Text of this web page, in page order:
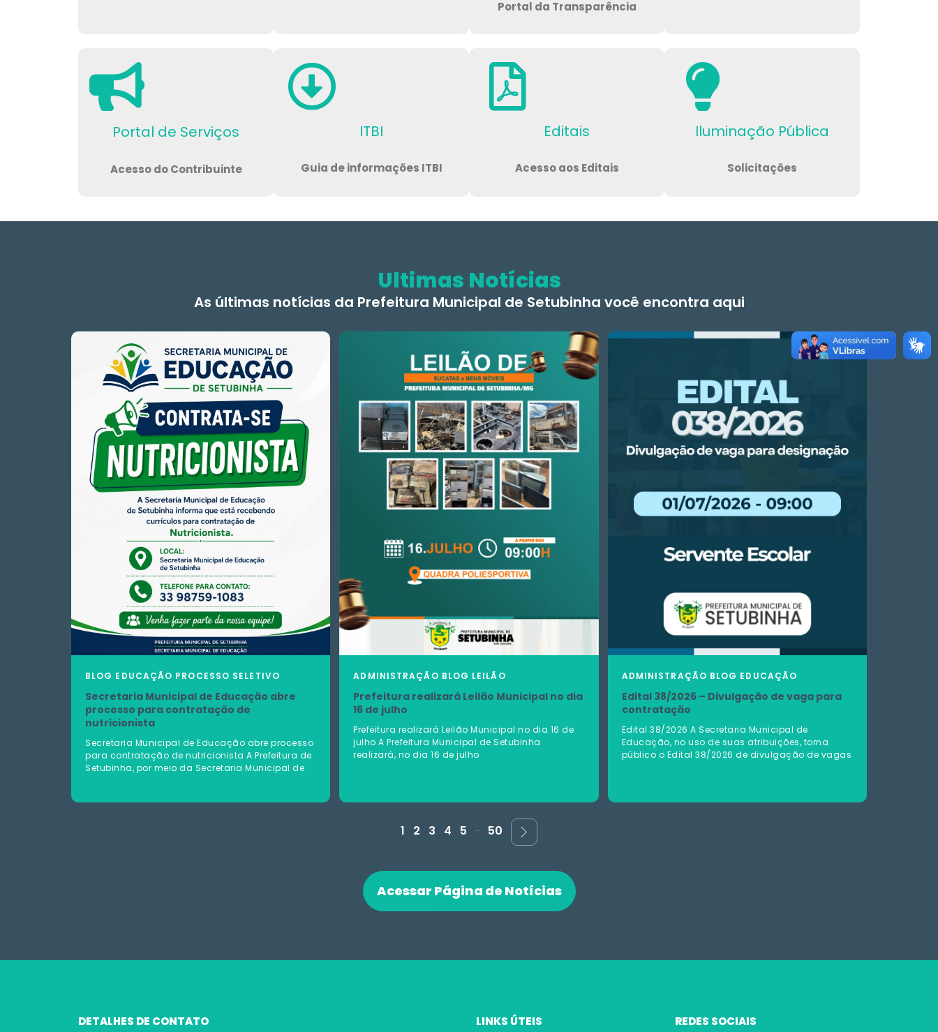
Portal da Transparência
Portal de Serviços
Acesso do Contribuinte
ITBI
Guia de informações ITBI
Editais
Acesso aos Editais
Iluminação Pública
Solicitações
Ultimas Notícias
As últimas notícias da Prefeitura Municipal de Setubinha você encontra aqui
BLOG EDUCAÇÃO PROCESSO SELETIVO
Secretaria Municipal de Educação abre
processo para contratação de
nutricionista
Secretaria Municipal de Educação abre processo
para contratação de nutricionista A Prefeitura de
Setubinha, por meio da Secretaria Municipal de
ADMINISTRAÇÃO BLOG LEILÃO
Prefeitura realizará Leilão Municipal no dia
16 de julho
Prefeitura realizará Leilão Municipal no dia 16 de
julho A Prefeitura Municipal de Setubinha
realizará, no dia 16 de julho
ADMINISTRAÇÃO BLOG EDUCAÇÃO
Edital 38/2026 – Divulgação de vaga para
contratação
Edital 38/2026 A Secretaria Municipal de
Educação, no uso de suas atribuições, torna
público o Edital 38/2026 de divulgação de vagas
1 2 3 4 5 ... 50
Acessar Página de Notícias
DETALHES DE CONTATO LINKS ÚTEIS REDES SOCIAIS